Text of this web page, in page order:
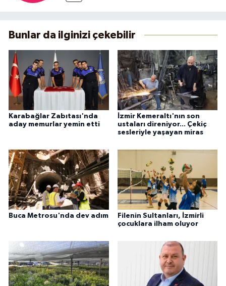
Bunlar da ilginizi çekebilir
Karabağlar Zabıtası'nda
aday memurlar yemin etti
İzmir Kemeraltı'nın son
ustaları direniyor... Çekiç
sesleriyle yaşayan miras
Buca Metrosu'nda dev adım
Filenin Sultanları, İzmirli
çocuklara ilham oluyor